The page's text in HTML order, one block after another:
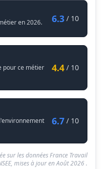
/ Assureuse qualité
en 2026. 6.3 / 10
qualité industrie
pour ce métier
4.4 / 10
6.7 / 10
sur les données France Travail
mises à jour enAoût 2026.